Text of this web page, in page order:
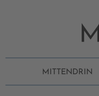
MITTENDRIN